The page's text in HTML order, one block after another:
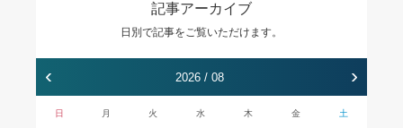
記事アーカイブ
日別で記事をご覧いただけます。
‹ 2026 / 08 ›
日 月 火 水 木 金 土